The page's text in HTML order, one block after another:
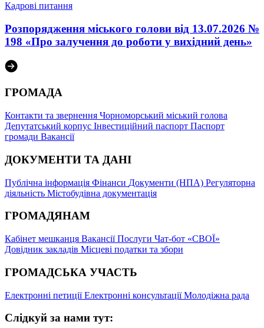
Кадрові питання
Розпорядження міського голови від 13.07.2026 №
198 «Про залучення до роботи у вихідний день»
ГРОМАДА
Контакти та звернення Чорноморський міський голова
Депутатський корпус Інвестиційний паспорт Паспорт
громади Вакансії
ДОКУМЕНТИ ТА ДАНІ
Публічна інформація Фінанси Документи (НПА) Регуляторна
діяльність Містобудівна документація
ГРОМАДЯНАМ
Кабінет мешканця ВакансіїПослуги Чат-бот «СВОЇ»
Довідник закладів Місцеві податки та збори
ГРОМАДСЬКА УЧАСТЬ
Електронні петиціїЕлектронні консультаціїМолодіжна рада
Слідкуй за нами тут: